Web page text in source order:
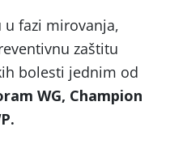
u fazi mirovanja,
zaštitu
bolesti jednim od
WG, Champion